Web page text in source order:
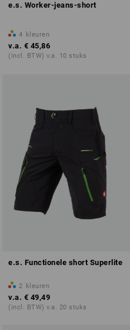
e.s. Worker-jeans-short
4 kleuren
v.a. € 45,86
(incl. BTW) v.a. 10 stuks
e.s. Functionele short Superlite
2 kleuren
v.a. € 49,49
(incl. BTW) v.a. 20 stuks